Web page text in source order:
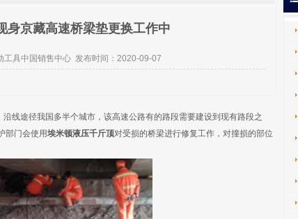
身京藏高速桥梁垫更换工作中
工具中国销售中心 发布时间：2020-09-07
途径我国多半个城市，该高速公路有的路段需要建设到现有路段之
部门会使用埃米顿液压千斤顶对受损的桥梁进行修复工作，对撞损的部位
吊
工